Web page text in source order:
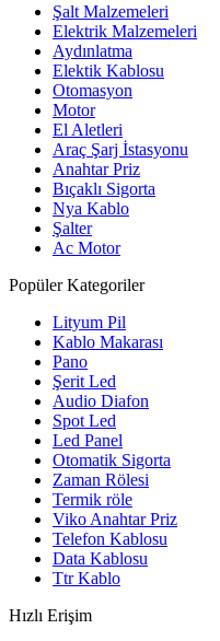
Şalt Malzemeleri
Elektrik Malzemeleri
Aydınlatma
Elektik Kablosu
Otomasyon
Motor
El Aletleri
Araç Şarj İstasyonu
Anahtar Priz
Bıçaklı Sigorta
Nya Kablo
Şalter
Ac Motor
Popüler Kategoriler
Lityum Pil
Kablo Makarası
Pano
Şerit Led
Audio Diafon
Spot Led
Led Panel
Otomatik Sigorta
Zaman Rölesi
Termik röle
Viko Anahtar Priz
Telefon Kablosu
Data Kablosu
Ttr Kablo
Hızlı Erişim